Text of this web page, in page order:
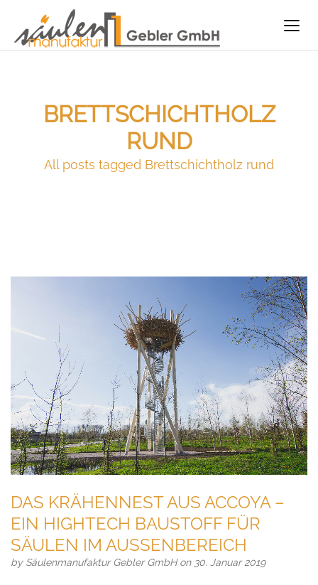
BRETTSCHICHTHOLZ
RUND
All posts tagged Brettschichtholz rund
DAS KRÄHENNEST AUS ACCOYA –
EIN HIGHTECH BAUSTOFF FÜR
SÄULEN IM AUSSENBEREICH
by Säulenmanufaktur Gebler GmbHon 30. Januar 2019